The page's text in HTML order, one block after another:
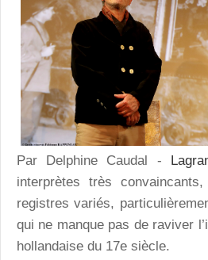
Par Delphine Caudal -
interprètes très
registres variés,
qui ne manque pas de raviver
hollandaise du 17e siècle.